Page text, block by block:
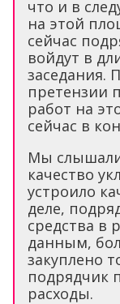
что и в
на этой
сейчас
войдут в
заседания.
претензии
работ на
сейчас в
Мы
качество
устроило
деле,
средства в
данным,
закуплено
подрядчик
расходы.